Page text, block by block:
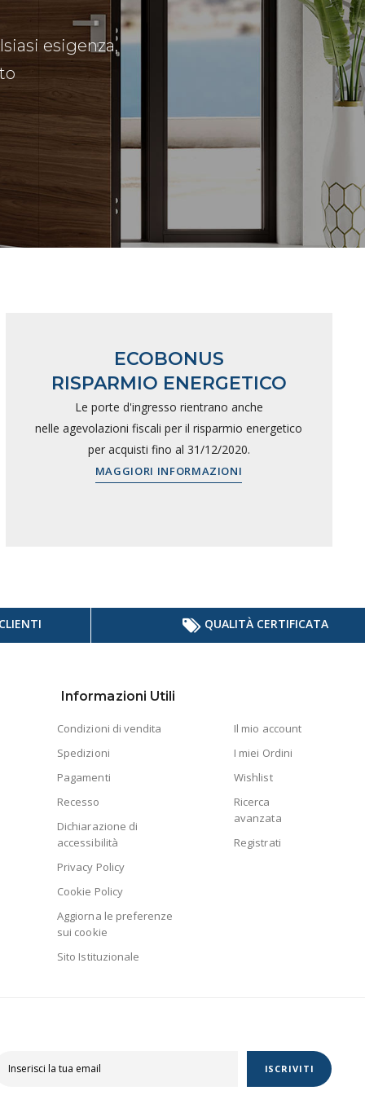
esigenza,
ECOBONUS
RISPARMIO ENERGETICO
Le porte d'ingresso rientrano anche
nelle agevolazioni fiscali per il risparmio energetico
per acquisti fino al 31/12/2020.
MAGGIORI INFORMAZIONI
QUALITÀ CERTIFICATA
Informazioni Utili
Condizioni di vendita
Spedizioni
Pagamenti
Recesso
Dichiarazione di
accessibilità
Privacy Policy
Cookie Policy
Aggiorna le preferenze
sui cookie
Sito Istituzionale
Il mio account
I miei Ordini
Wishlist
Ricerca
avanzata
Registrati
ISCRIVITI